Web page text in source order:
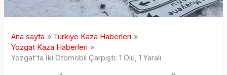
Ana sayfa
Türkiye Kaza Haberleri
Yozgat Kaza Haberleri
Yozgat’ta İki Otomobil Çarpıştı: 1 Ölü, 1 Yaralı